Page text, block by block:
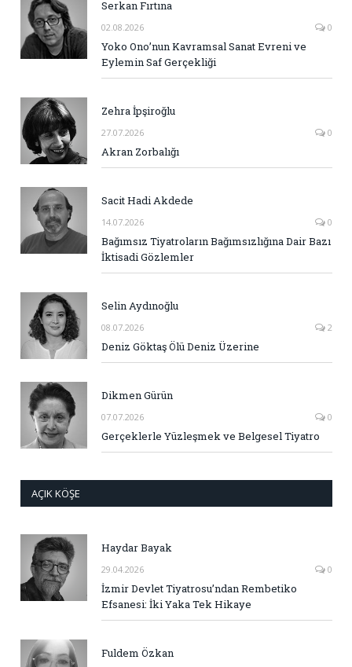
Serkan Fırtına
02.08.2026 0
Yoko Ono’nun Kavramsal Sanat Evreni ve
Eylemin Saf Gerçekliği
Zehra İpşiroğlu
27.07.2026 0
Akran Zorbalığı
Sacit Hadi Akdede
14.07.2026 0
Bağımsız Tiyatroların Bağımsızlığına Dair Bazı
İktisadi Gözlemler
Selin Aydınoğlu
08.07.2026 2
Deniz Göktaş Ölü Deniz Üzerine
Dikmen Gürün
07.07.2026 0
Gerçeklerle Yüzleşmek ve Belgesel Tiyatro
AÇIK KÖŞE
Haydar Bayak
29.04.2026 0
İzmir Devlet Tiyatrosu’ndan Rembetiko
Efsanesi: İki Yaka Tek Hikaye
Fuldem Özkan